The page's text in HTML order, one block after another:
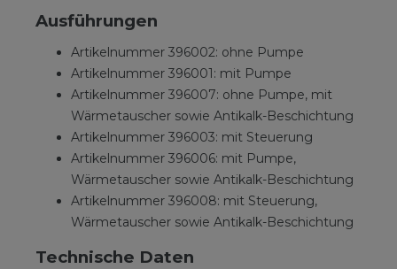
Ausführungen
Artikelnummer 396002: ohne Pumpe
Artikelnummer 396001: mit Pumpe
Artikelnummer 396007: ohne Pumpe, mit
Wärmetauscher sowie Antikalk-Beschichtung
Artikelnummer 396003: mit Steuerung
Artikelnummer 396006: mit Pumpe,
Wärmetauscher sowie Antikalk-Beschichtung
Artikelnummer 396008: mit Steuerung,
Wärmetauscher sowie Antikalk-Beschichtung
Technische Daten